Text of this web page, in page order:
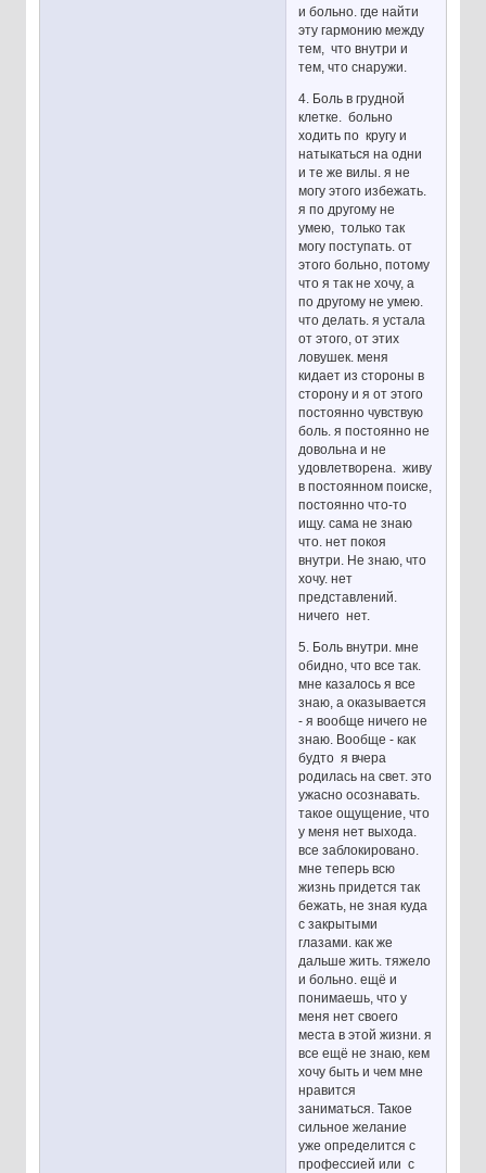
и больно. где найти
эту гармонию между
тем, что внутри и
тем, что снаружи.
4. Боль в грудной
клетке. больно
ходить по кругу и
натыкаться на одни
и те же вилы. я не
могу этого избежать.
я по другому не
умею, только так
могу поступать. от
этого больно, потому
что я так не хочу, а
по другому не умею.
что делать. я устала
от этого, от этих
ловушек. меня
кидает из стороны в
сторону и я от этого
постоянно чувствую
боль. я постоянно не
довольна и не
удовлетворена. живу
в постоянном поиске,
постоянно что-то
ищу. сама не знаю
что. нет покоя
внутри. Не знаю, что
хочу. нет
представлений.
ничего нет.
5. Боль внутри. мне
обидно, что все так.
мне казалось я все
знаю, а оказывается
- я вообще ничего не
знаю. Вообще - как
будто я вчера
родилась на свет. это
ужасно осознавать.
такое ощущение, что
у меня нет выхода.
все заблокировано.
мне теперь всю
жизнь придется так
бежать, не зная куда
с закрытыми
глазами. как же
дальше жить. тяжело
и больно. ещё и
понимаешь, что у
меня нет своего
места в этой жизни. я
все ещё не знаю, кем
хочу быть и чем мне
нравится
заниматься. Такое
сильное желание
уже определится с
профессией или с